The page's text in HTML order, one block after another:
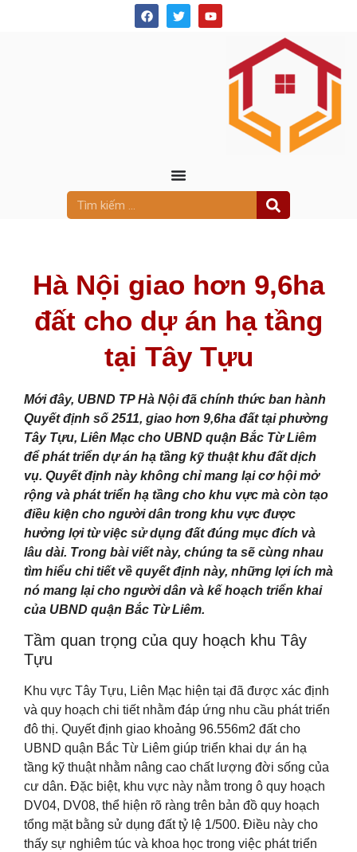
Hà Nội giao hơn 9,6ha
đất cho dự án hạ tầng
tại Tây Tựu
Mới đây, UBND TP Hà Nội đã chính thức ban hành
Quyết định số 2511, giao hơn 9,6ha đất tại phường
Tây Tựu, Liên Mạc cho UBND quận Bắc Từ Liêm
để phát triển dự án hạ tầng kỹ thuật khu đất dịch
vụ. Quyết định này không chỉ mang lại cơ hội mở
rộng và phát triển hạ tầng cho khu vực mà còn tạo
điều kiện cho người dân trong khu vực được
hưởng lợi từ việc sử dụng đất đúng mục đích và
lâu dài. Trong bài viết này, chúng ta sẽ cùng nhau
tìm hiểu chi tiết về quyết định này, những lợi ích mà
nó mang lại cho người dân và kế hoạch triển khai
của UBND quận Bắc Từ Liêm.
Tầm quan trọng của quy hoạch khu Tây
Tựu
Khu vực Tây Tựu, Liên Mạc hiện tại đã được xác định
và quy hoạch chi tiết nhằm đáp ứng nhu cầu phát triển
đô thị. Quyết định giao khoảng 96.556m2 đất cho
UBND quận Bắc Từ Liêm giúp triển khai dự án hạ
tầng kỹ thuật nhằm nâng cao chất lượng đời sống của
cư dân. Đặc biệt, khu vực này nằm trong ô quy hoạch
DV04, DV08, thể hiện rõ ràng trên bản đồ quy hoạch
tổng mặt bằng sử dụng đất tỷ lệ 1/500. Điều này cho
thấy sự nghiêm túc và khoa học trong việc phát triển